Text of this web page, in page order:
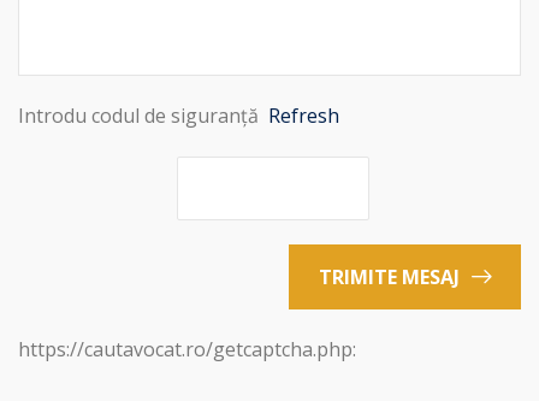
Introdu codul de siguranță Refresh
TRIMITE MESAJ
https://cautavocat.ro/getcaptcha.php: